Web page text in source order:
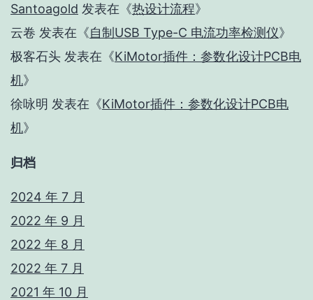
Santoagold 发表在《热设计流程》
云卷 发表在《自制USB Type-C 电流功率检测仪》
极客石头 发表在《KiMotor插件：参数化设计PCB电
机》
徐咏明 发表在《KiMotor插件：参数化设计PCB电
机》
归档
2024 年 7 月
2022 年 9 月
2022 年 8 月
2022 年 7 月
2021 年 10 月